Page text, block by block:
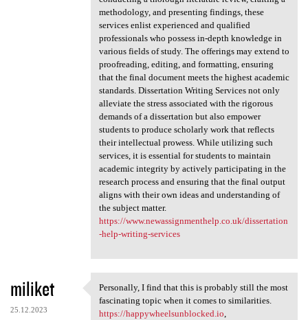
methodology, and presenting findings, these
services enlist experienced and qualified
professionals who possess in-depth knowledge in
various fields of study. The offerings may extend to
proofreading, editing, and formatting, ensuring
that the final document meets the highest academic
standards. Dissertation Writing Services not only
alleviate the stress associated with the rigorous
demands of a dissertation but also empower
students to produce scholarly work that reflects
their intellectual prowess. While utilizing such
services, it is essential for students to maintain
academic integrity by actively participating in the
research process and ensuring that the final output
aligns with their own ideas and understanding of
the subject matter.
https://www.newassignmenthelp.co.uk/dissertation
-help-writing-services
miliket
25.12.2023
Personally, I find that this
Personally, I find that this is probably still the most
fascinating topic when it comes to similarities.
https://happywheelsunblocked.io,